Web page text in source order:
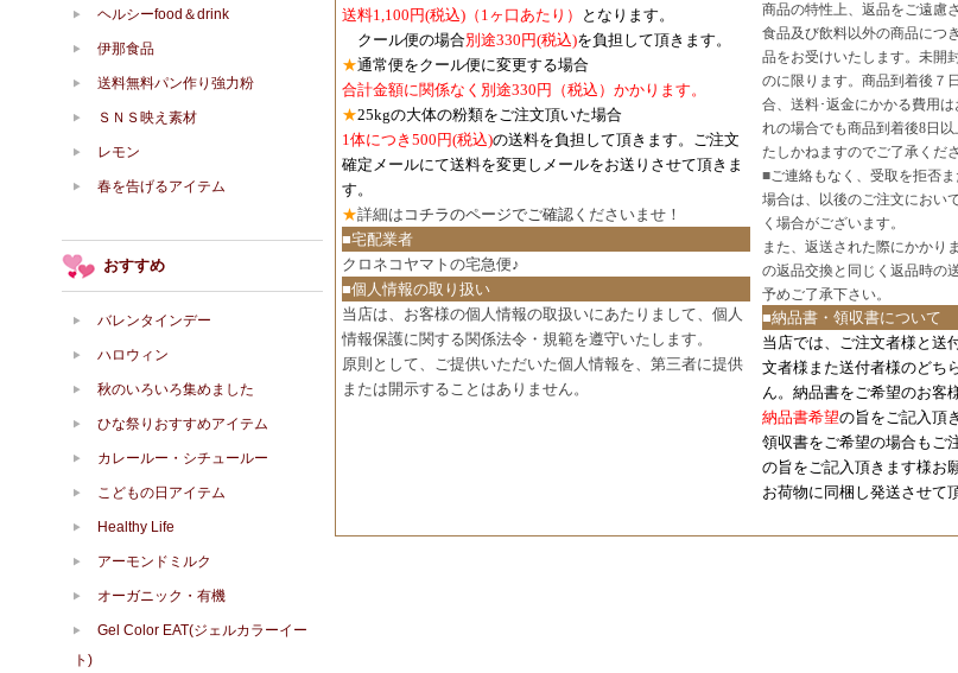
送料1,100円(税込) （1ヶ口あたり）
となります。
クール便の場合別途330円(税込)を負担して頂きます。
★通常便をクール便に変更する場合
合計金額に関係なく別途330円（税込）かかります。
★25kgの大体の粉類をご注文頂いた場合
1体につき500円(税込)の送料を負担して頂きます。ご注文
確定メールにて送料を変更しメールをお送りさせて頂きま
す。
★詳細は コチラのページでご確認 くださいませ！
■宅配業者
クロネコヤマトの宅急便♪
■個人情報の取り扱い
当店は、お客様の個人情報の取扱いにあたりまして、個人
情報保護に関する関係法令・規範を遵守いたします。
原則として、ご提供いただいた個人情報を、第三者に提供
または開示することはありません。
商品の特性上、返品をご遠慮
食品及び飲料以外の商品につ
品をお受けいたします。未開
のに限ります。商品到着後７
合、送料･返金にかかる費用
れの場合でも商品到着後8日
たしかねますのでご了承くださ
■ご連絡もなく、受取を拒否
場合は、以後のご注文におい
く場合がございます。
また、返送された際にかかり
の返品交換と同じく返品時の
予めご了承下さい。
■納品書・領収書について
当店では、ご注文者様と送
文者様また送付者様のどち
ん。納品書をご希望のお客
納品書希望の旨をご記入頂
領収書をご希望の場合もご
の旨をご記入頂きます様お
お荷物に同梱し発送させて
ヘルシーfood＆drink
伊那食品
送料無料パン作り強力粉
ＳＮＳ映え素材
レモン
春を告げるアイテム
おすすめ
バレンタインデー
ハロウィン
秋のいろいろ集めました
ひな祭りおすすめアイテム
カレールー・シチュールー
こどもの日アイテム
Healthy Life
アーモンドミルク
オーガニック・有機
Gel Color EAT(ジェルカラーイー
ト)